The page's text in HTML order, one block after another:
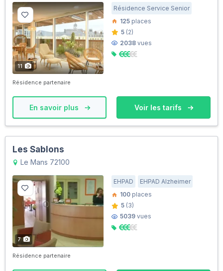
11
Résidence Service Senior
125 places
5 (2)
2038 vues
Résidence partenaire
En savoir plus Voir les tarifs
Les Sablons
Le Mans 72100
7
EHPAD
EHPAD Alzheimer
100 places
5 (3)
5039 vues
Résidence partenaire